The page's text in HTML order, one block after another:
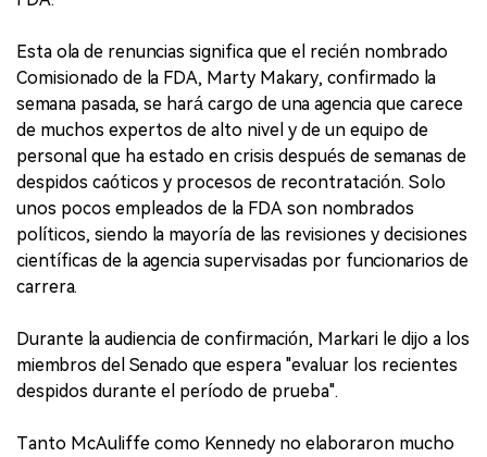
Esta ola de renuncias significa que el recién nombrado
Comisionado de la FDA, Marty Makary, confirmado la
semana pasada, se hará cargo de una agencia que carece
de muchos expertos de alto nivel y de un equipo de
personal que ha estado en crisis después de semanas de
despidos caóticos y procesos de recontratación. Solo
unos pocos empleados de la FDA son nombrados
políticos, siendo la mayoría de las revisiones y decisiones
científicas de la agencia supervisadas por funcionarios de
carrera.
Durante la audiencia de confirmación, Markari le dijo a los
miembros del Senado que espera "evaluar los recientes
despidos durante el período de prueba".
Tanto McAuliffe como Kennedy no elaboraron mucho